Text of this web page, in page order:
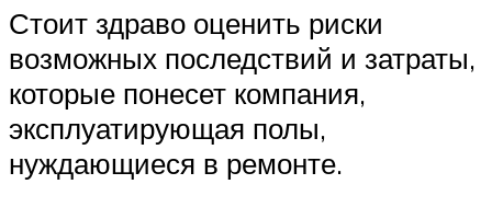
Стоит здраво оценить риски
возможных последствий и затраты,
которые понесет компания,
эксплуатирующая полы,
нуждающиеся в ремонте.